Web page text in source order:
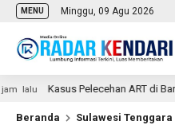
MENU Minggu, 09 Agu 2026
Kasus Pelecehan ART di Baruga
Beranda Sulawesi Tenggara